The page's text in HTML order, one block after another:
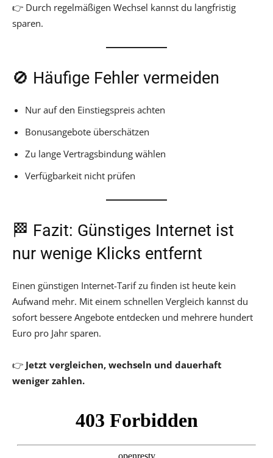
👉 Durch regelmäßigen Wechsel kannst du langfristig
sparen.
🚫 Häufige Fehler vermeiden
Nur auf den Einstiegspreis achten
Bonusangebote überschätzen
Zu lange Vertragsbindung wählen
Verfügbarkeit nicht prüfen
🏁 Fazit: Günstiges Internet ist
nur wenige Klicks entfernt
Einen günstigen Internet-Tarif zu finden ist heute kein
Aufwand mehr. Mit einem schnellen Vergleich kannst du
sofort bessere Angebote entdecken und mehrere hundert
Euro pro Jahr sparen.
👉 Jetzt vergleichen, wechseln und dauerhaft
weniger zahlen.